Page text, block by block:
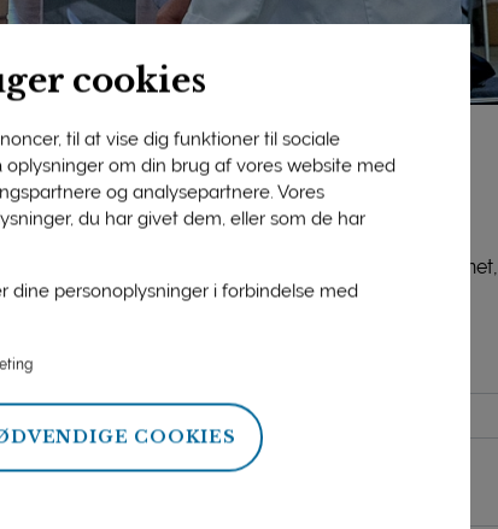
cookies
til at vise dig funktioner til sociale
om din brug af vores website med
og analysepartnere. Vores
du har givet dem, eller som de har
personoplysninger i forbindelse med
COOKIES
tilbyder sine medlemmer, bl.a. PLInet,